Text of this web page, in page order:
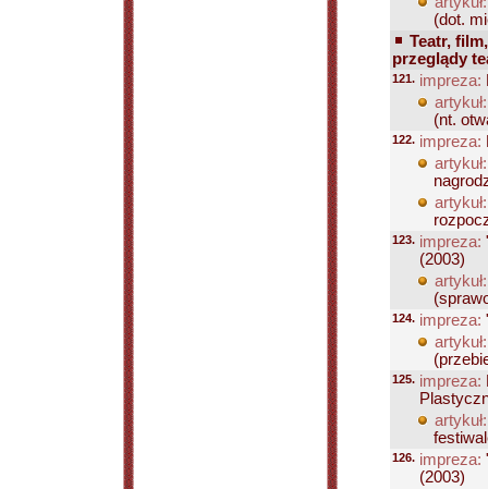
(dot.
Teatr,
przeglądy
121. impreza:
artykuł:
(nt.
122. impreza:
artykuł:
artykuł:
123. impreza:
(2003)
artykuł:
124. impreza:
artykuł:
125. impreza:
artykuł:
126. impreza:
(2003)